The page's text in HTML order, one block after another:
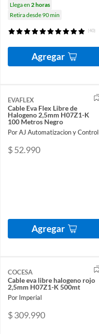
Llega en 2 horas
Retira desde 90 min
(40)
Agregar
EVAFLEX
Cable Eva Flex Libre de
Halogeno 2,5mm H07Z1-K
100 Metros Negro
Por AJ Automatizacion y Control
$ 52.990
Agregar
COCESA
Cable eva libre halogeno rojo
2,5mm H07Z1-K 500mt
Por Imperial
$ 309.990